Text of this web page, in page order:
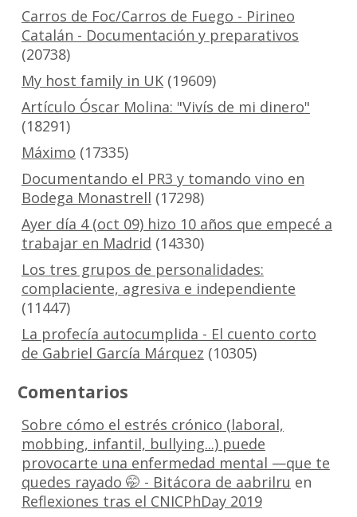
Carros de Foc/Carros de Fuego - Pirineo
Catalán - Documentación y preparativos
(20738)
My host family in UK(19609)
Artículo Óscar Molina: "Vivís de mi dinero"
(18291)
Máximo (17335)
Documentando el PR3 y tomando vino en
Bodega Monastrell (17298)
Ayer día 4 (oct 09) hizo 10 años que empecé a
trabajar en Madrid (14330)
Los tres grupos de personalidades:
complaciente, agresiva e independiente
(11447)
La profecía autocumplida - El cuento corto
de Gabriel García Márquez (10305)
Comentarios
Sobre cómo el estrés crónico (laboral,
mobbing, infantil, bullying...) puede
provocarte una enfermedad mental —que te
quedes rayado 🤭 - Bitácora de aabrilru en
Reflexiones tras el CNICPhDay 2019